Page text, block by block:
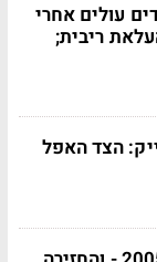
עולים אחרי
ריבית;
הצד האפל